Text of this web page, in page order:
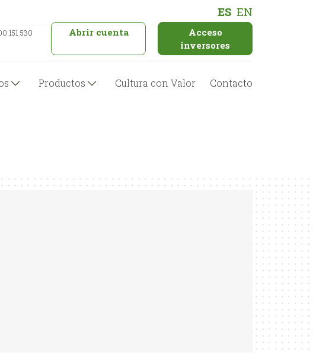
ES EN
151 530 Abrir cuenta
Acceso
inversores
Productos Cultura con Valor Contacto